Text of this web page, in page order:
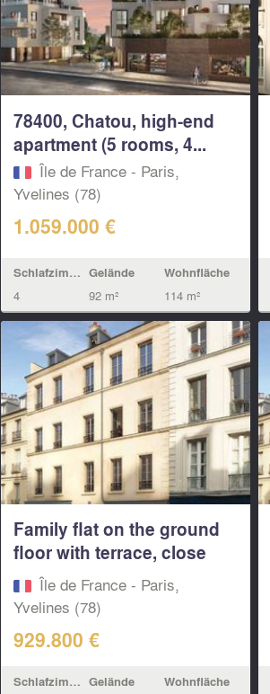
78400, Chatou, high-end
apartment (5 rooms, 4...
Île de France - Paris,
Yvelines (78)
1.059.000 €
Schlafzimmern
4
Gelände
92 m²
Wohnfläche
114 m²
Family flat on the ground
floor with terrace, close
to...Île de France - Paris,
Yvelines (78)
929.800 €
Schlafzimmern Gelände Wohnfläche